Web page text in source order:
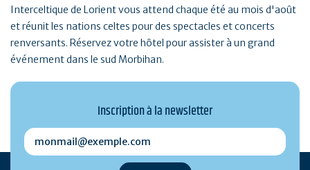
Interceltique de Lorient vous attend chaque été au mois d'août
et réunit les nations celtes pour des spectacles et concerts
renversants. Réservez votre hôtel pour assister à un grand
événement dans le sud Morbihan.
Inscription à la newsletter
monmail@exemple.com